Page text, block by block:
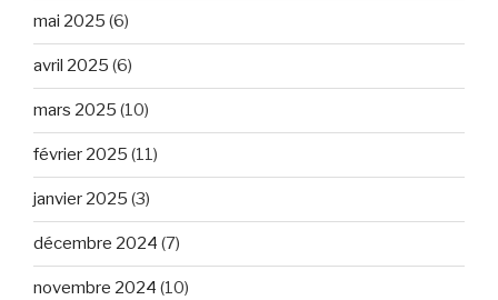
mai 2025 (6)
avril 2025 (6)
mars 2025 (10)
février 2025 (11)
janvier 2025 (3)
décembre 2024 (7)
novembre 2024 (10)